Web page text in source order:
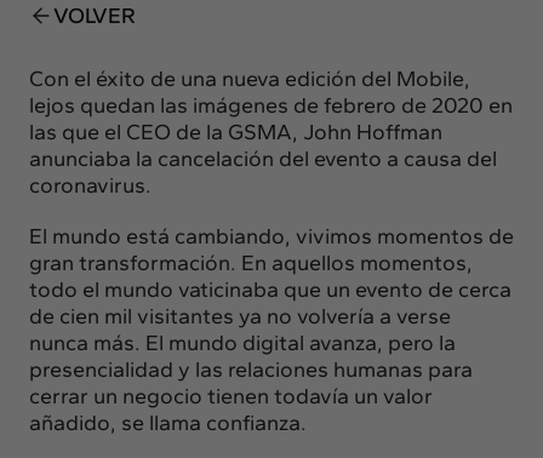
VOLVER
Con el éxito de una nueva edición del Mobile,
lejos quedan las imágenes de febrero de 2020 en
las que el CEO de la GSMA, John Hoffman
anunciaba la cancelación del evento a causa del
coronavirus.
El mundo está cambiando, vivimos momentos de
gran transformación. En aquellos momentos,
todo el mundo vaticinaba que un evento de cerca
de cien mil visitantes ya no volvería a verse
nunca más. El mundo digital avanza, pero la
presencialidad y las relaciones humanas para
cerrar un negocio tienen todavía un valor
añadido, se llama confianza.